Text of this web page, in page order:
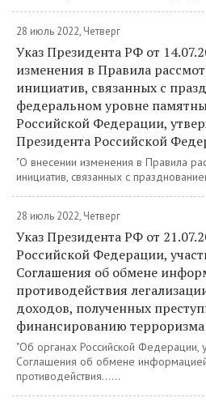
28 июль 2022, Четверг
Указ Президента РФ от
изменения в Правила
инициатив, связанных с
федеральном уровне
Российской Федерации,
Президента Российской
"О внесении изменения в Правила
инициатив, связанных с
28 июль 2022, Четверг
Указ Президента РФ от
Российской Федерации,
Соглашения об обмене
противодействия
доходов, полученных
финансированию
"Об органах Российской Федерации,
Соглашения об обмене
противодействия......